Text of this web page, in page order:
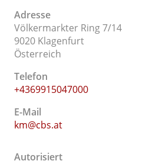
Adresse
Völkermarkter Ring 7/14
9020 Klagenfurt
Österreich
Telefon
+4369915047000
E-Mail
km@cbs.at
Autorisiert